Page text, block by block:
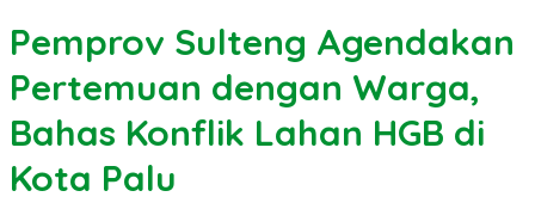
Pemprov Sulteng Agendakan
Pertemuan dengan Warga,
Bahas Konflik Lahan HGB di
Kota Palu